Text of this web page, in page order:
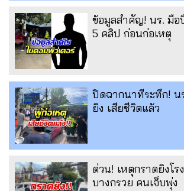
ข้อมูลสำคัญ! นร. มื
5 คลิป ก่อนก่อเหตุ
ปิดฉากนาทีระทึก! น
ยิง เสียชีวิตแล้ว
ด่วน! เหตุกราดยิงโร
บางกรวย คนเจ็บพุ่ง